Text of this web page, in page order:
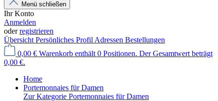
Menü schließen
Ihr Konto
Anmelden
oderregistrieren
Übersicht Persönliches Profil Adressen Bestellungen
0,00 € Warenkorb enthält 0 Positionen. Der Gesamtwert beträgt
0,00 €.
Home
Portemonnaies für Damen
Zur Kategorie Portemonnaies für Damen